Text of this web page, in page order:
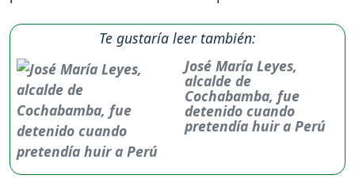
Te gustaría leer también:
José María Leyes,
alcalde de
Cochabamba, fue
detenido cuando
pretendía huir a Perú